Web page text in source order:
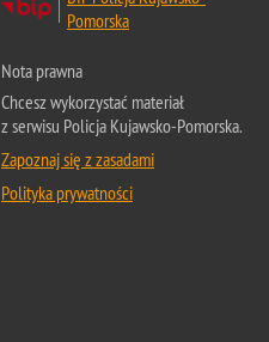
Pomorska
Nota prawna
Chcesz wykorzystać materiał
z serwisu Policja Kujawsko-Pomorska.
Zapoznaj się z zasadami
Polityka prywatności